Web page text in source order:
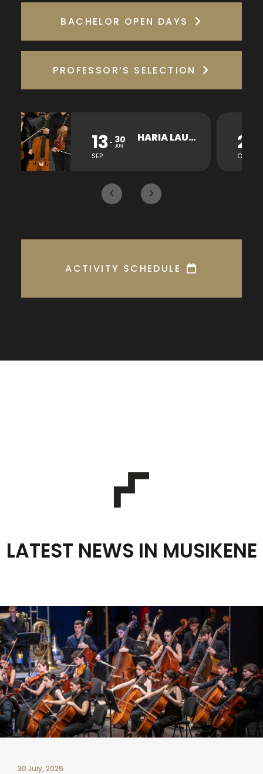
BACHELOR OPEN DAYS
PROFESSOR’S SELECTION
13
SEP
30
JUN
HARIA LAUKOTEA KONTZERTUA 26
ACTIVITY SCHEDULE
LATEST NEWS IN MUSIKENE
30 July, 2026